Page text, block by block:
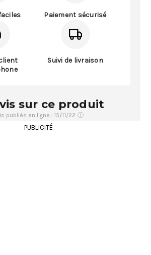
Paiement sécurisé
Suivi de livraison
sur ce produit
publiés en ligne · 15/11/22 ⓘ
PUBLICITÉ